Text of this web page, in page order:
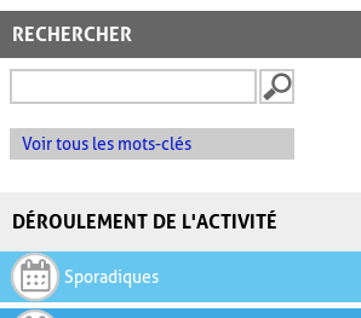
RECHERCHER
Voir tous les mots-clés
DÉROULEMENT DE L'ACTIVITÉ
Sporadiques